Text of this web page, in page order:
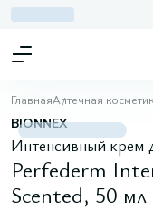
ГлавнаяАптечная
BIONNEX
Интенсивный крем
Perfederm
Scented, 50 мл